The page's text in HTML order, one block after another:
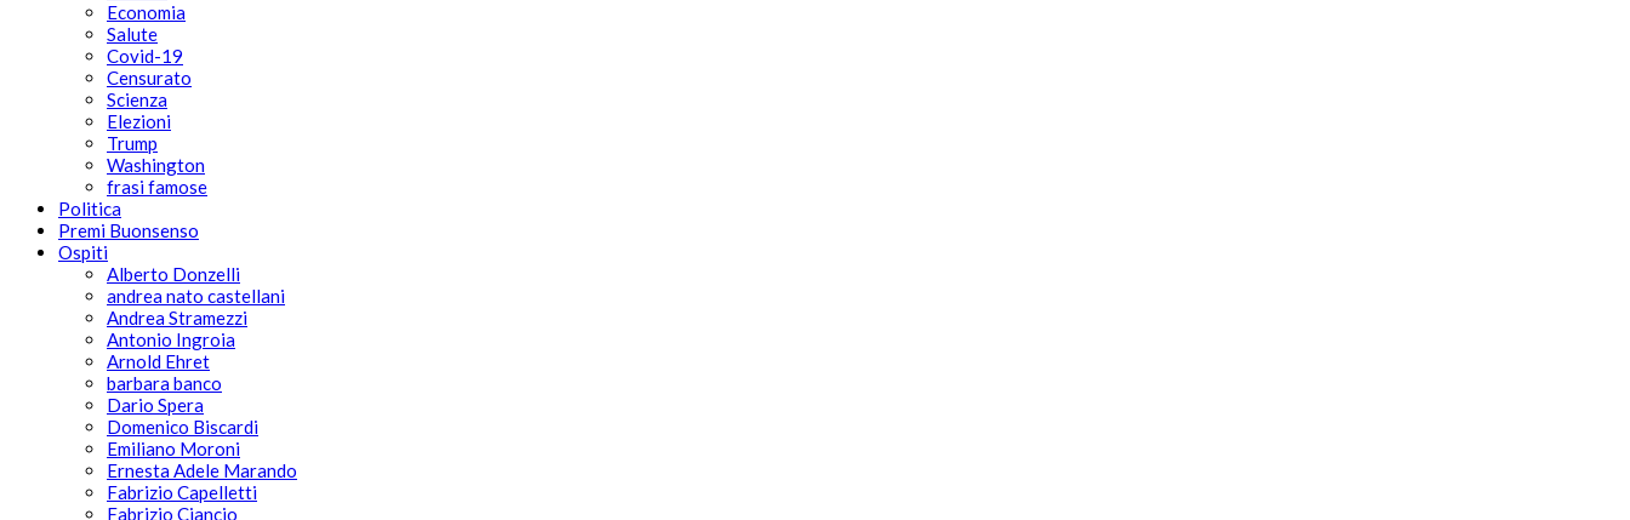
Economia
Salute
Covid-19
Censurato
Scienza
Elezioni
Trump
Washington
frasi famose
Politica
Premi Buonsenso
Ospiti
Alberto Donzelli
andrea nato castellani
Andrea Stramezzi
Antonio Ingroia
Arnold Ehret
barbara banco
Dario Spera
Domenico Biscardi
Emiliano Moroni
Ernesta Adele Marando
Fabrizio Capelletti
Fabrizio Ciancio